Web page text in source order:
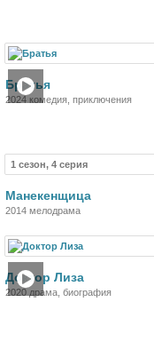
Братья
2024 комедия, приключения
1 сезон, 4 серия
Манекенщица
2014 мелодрама
Доктор Лиза
2020 драма, биография